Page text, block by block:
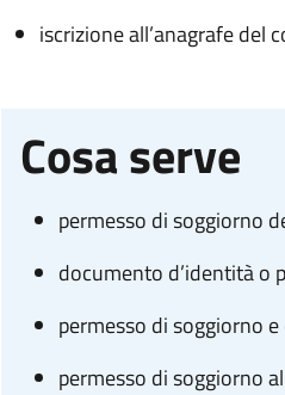
iscrizione all’anagrafe del
Cosa serve
permesso di soggiorno
documento d’identità o
permesso di soggiorno
permesso di soggiorno